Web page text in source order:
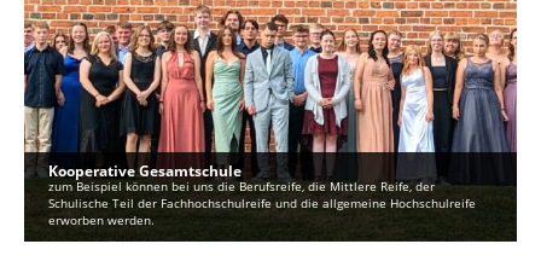
Kooperative Gesamtschule
zum Beispiel können bei uns die Berufsreife, die Mittlere Reife, der
Schulische Teil der Fachhochschulreife und die allgemeine Hochschulreife
erworben werden.